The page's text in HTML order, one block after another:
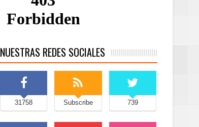
NUESTRAS REDES SOCIALES
31758 Subscribe 739